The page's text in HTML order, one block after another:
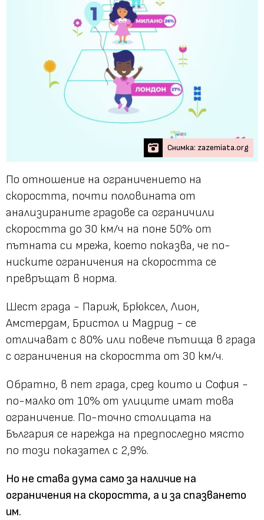
Снимка: zazemiata.org
По отношение на ограничението на
скоростта, почти половината от
анализираните градове са ограничили
скоростта до 30 км/ч на поне 50% от
пътната си мрежа, което показва, че по-
ниските ограничения на скоростта се
превръщат в норма.
Шест града - Париж, Брюксел, Лион,
Амстердам, Бристол и Мадрид - се
отличават с 80% или повече пътища в града
с ограничения на скоростта от 30 км/ч.
Обратно, в пет града, сред които и София -
по-малко от 10% от улиците имат това
ограничение. По-точно столицата на
България се нарежда на предпоследно място
по този показател с 2,9%.
Но не става дума само за наличие на
ограничения на скоростта, а и за спазването
им.